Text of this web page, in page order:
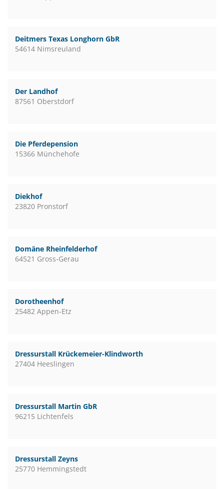
Deitmers Texas Longhorn GbR
54614 Nimsreuland
Der Landhof
87561 Oberstdorf
Die Pferdepension
15366 Münchehofe
Diekhof
23820 Pronstorf
Domäne Rheinfelderhof
64521 Gross-Gerau
Dorotheenhof
25482 Appen-Etz
Dressurstall Krückemeier-Klindworth
27404 Heeslingen
Dressurstall Martin GbR
96215 Lichtenfels
Dressurstall Zeyns
25770 Hemmingstedt